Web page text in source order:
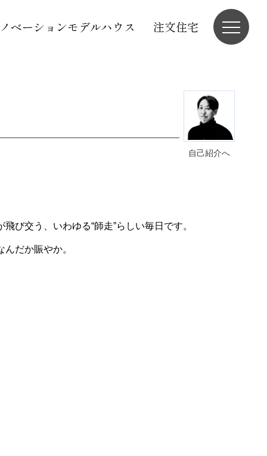
ベーションモデルハウス 注文住宅
自己紹介へ
び交う、いわゆる“師走”らしい毎日です。
だか賑やか。